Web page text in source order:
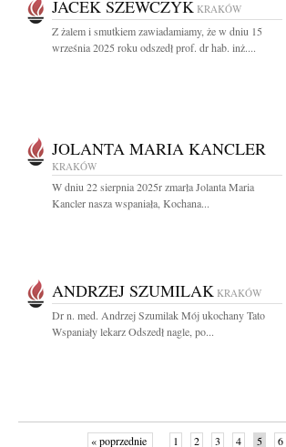
JACEK SZEWCZYK KRAKÓW
Z żalem i smutkiem zawiadamiamy, że w dniu 15
września 2025 roku odszedł prof. dr hab. inż....
JOLANTA MARIA KANCLER
KRAKÓW
W dniu 22 sierpnia 2025r zmarła Jolanta Maria
Kancler nasza wspaniała, Kochana...
ANDRZEJ SZUMILAK KRAKÓW
Dr n. med. Andrzej Szumilak Mój ukochany Tato
Wspaniały lekarz Odszedł nagle, po...
« poprzednie 1 2 3 4 5 6